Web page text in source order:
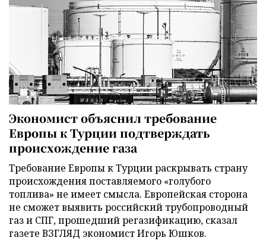
Экономист объяснил требование
Европы к Турции подтверждать
происхождение газа
Требование Европы к Турции раскрывать страну
происхождения поставляемого «голубого
топлива» не имеет смысла. Европейская сторона
не сможет выявить российский трубопроводный
газ и СПГ, прошедший регазификацию, сказал
газете ВЗГЛЯД экономист Игорь Юшков.